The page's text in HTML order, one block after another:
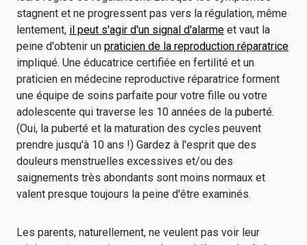
stagnent et ne progressent pas vers la régulation, même
lentement, il peut s'agir d'un signal d'alarme et vaut la
peine d'obtenir un praticien de la reproduction réparatrice
impliqué. Une éducatrice certifiée en fertilité et un
praticien en médecine reproductive réparatrice forment
une équipe de soins parfaite pour votre fille ou votre
adolescente qui traverse les 10 années de la puberté.
(Oui, la puberté et la maturation des cycles peuvent
prendre jusqu'à 10 ans !) Gardez à l'esprit que des
douleurs menstruelles excessives et/ou des
saignements très abondants sont moins normaux et
valent presque toujours la peine d'être examinés.
Les parents, naturellement, ne veulent pas voir leur